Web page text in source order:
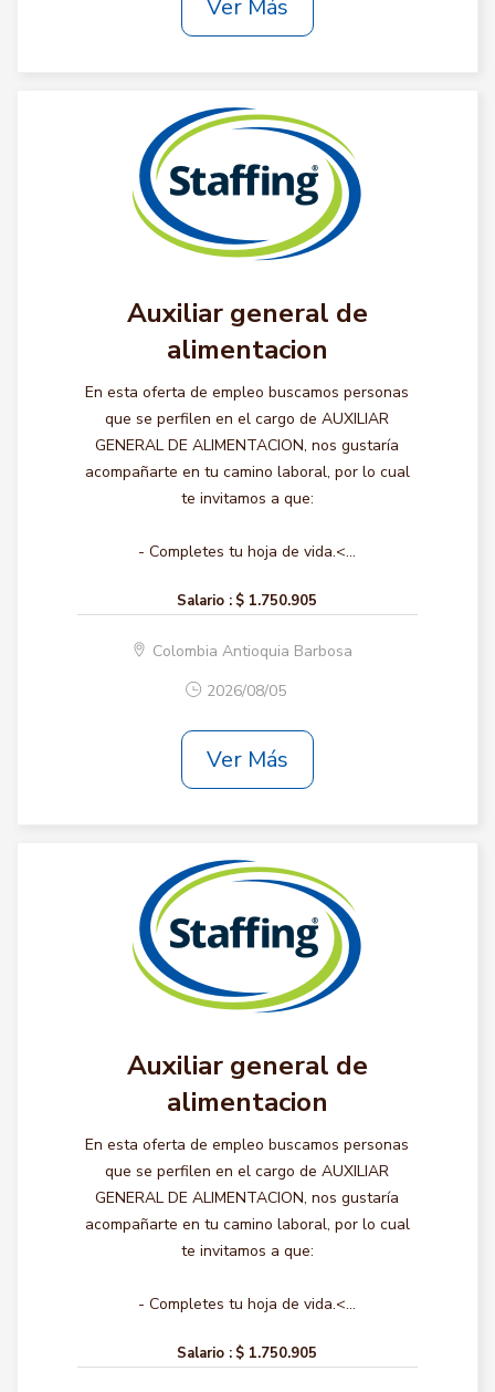
Ver Más
Auxiliar general de
alimentacion
En esta oferta de empleo buscamos personas
que se perfilen en el cargo de AUXILIAR
GENERAL DE ALIMENTACION, nos gustaría
acompañarte en tu camino laboral, por lo cual
te invitamos a que:
- Completes tu hoja de vida.<...
Salario : $ 1.750.905
Colombia Antioquia Barbosa
2026/08/05
Ver Más
Auxiliar general de
alimentacion
En esta oferta de empleo buscamos personas
que se perfilen en el cargo de AUXILIAR
GENERAL DE ALIMENTACION, nos gustaría
acompañarte en tu camino laboral, por lo cual
te invitamos a que:
- Completes tu hoja de vida.<...
Salario : $ 1.750.905